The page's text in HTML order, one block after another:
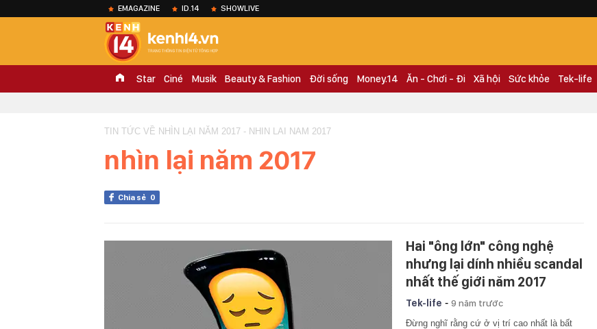
EMAGAZINE ID.14 SHOWLIVE
Star Ciné Musik Beauty & Fashion Đời sống Money.14 Ăn - Chơi - Đi Xã hội Sức khỏe Tek-life
TIN TỨC VỀ NHÌN LẠI NĂM 2017 - NHIN LAI NAM 2017
nhìn lại năm 2017
Chia sẻ 0
Hai "ông lớn" công nghệ
nhưng lại dính nhiều scandal
nhất thế giới năm 2017
Tek-life - 9 năm trước
Đừng nghĩ rằng cứ ở vị trí cao nhất là bất